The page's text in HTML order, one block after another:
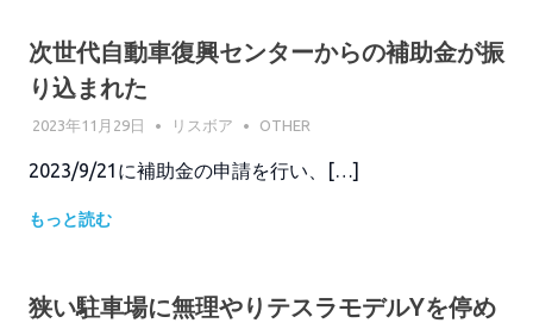
次世代自動車復興センターからの補助金が振
り込まれた
2023年11月29日 リスボア OTHER
2023/9/21に補助金の申請を行い、[…]
もっと読む
狭い駐車場に無理やりテスラモデルYを停め